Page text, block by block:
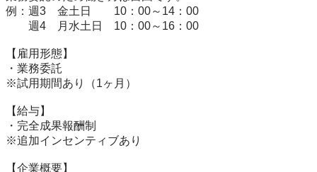
例：週3　金土日　　10：00～14：00
週4　月水土日　10：00～16：00
【雇用形態】
・業務委託
※試用期間あり（1ヶ月）
【給与】
・完全成果報酬制
※追加インセンティブあり
【企業概要】